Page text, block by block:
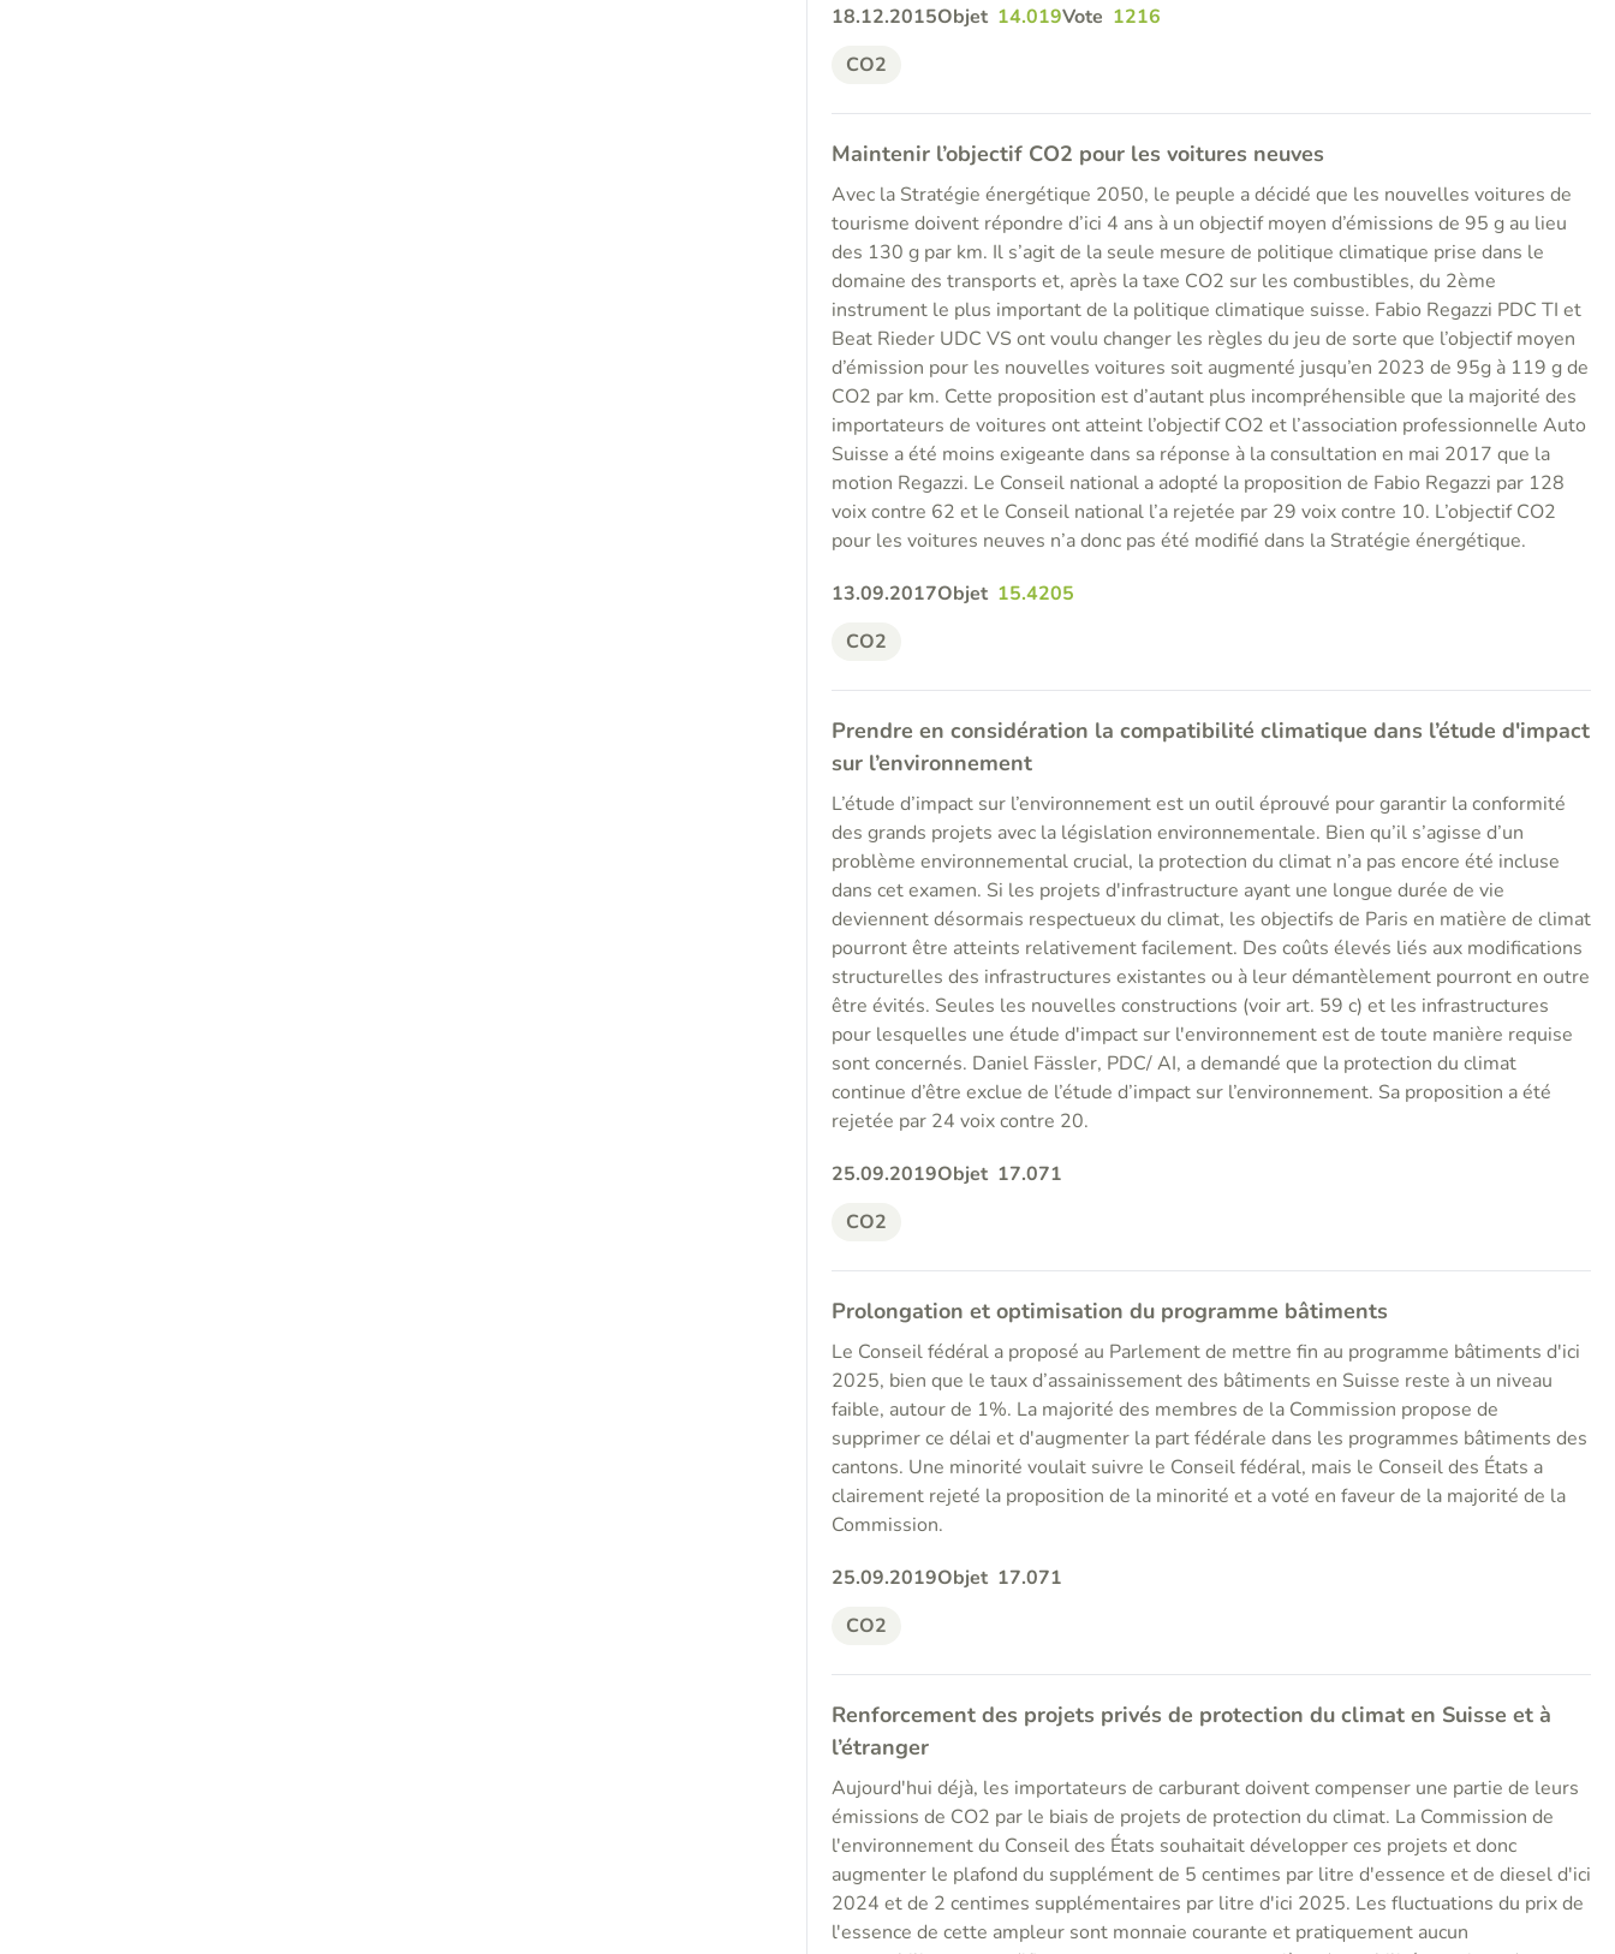
18.12.2015Objet 14.019Vote 1216
CO2
Maintenir l’objectif CO2 pour les voitures neuves
Avec la Stratégie énergétique 2050, le peuple a décidé que les nouvelles voitures de
tourisme doivent répondre d’ici 4 ans à un objectif moyen d’émissions de 95 g au lieu
des 130 g par km. Il s’agit de la seule mesure de politique climatique prise dans le
domaine des transports et, après la taxe CO2 sur les combustibles, du 2ème
instrument le plus important de la politique climatique suisse. Fabio Regazzi PDC TI et
Beat Rieder UDC VS ont voulu changer les règles du jeu de sorte que l’objectif moyen
d’émission pour les nouvelles voitures soit augmenté jusqu’en 2023 de 95g à 119 g de
CO2 par km. Cette proposition est d’autant plus incompréhensible que la majorité des
importateurs de voitures ont atteint l’objectif CO2 et l’association professionnelle Auto
Suisse a été moins exigeante dans sa réponse à la consultation en mai 2017 que la
motion Regazzi. Le Conseil national a adopté la proposition de Fabio Regazzi par 128
voix contre 62 et le Conseil national l’a rejetée par 29 voix contre 10. L’objectif CO2
pour les voitures neuves n’a donc pas été modifié dans la Stratégie énergétique.
13.09.2017Objet 15.4205
CO2
Prendre en considération la compatibilité climatique dans l’étude d'impact
sur l’environnement
L’étude d’impact sur l’environnement est un outil éprouvé pour garantir la conformité
des grands projets avec la législation environnementale. Bien qu’il s’agisse d’un
problème environnemental crucial, la protection du climat n’a pas encore été incluse
dans cet examen. Si les projets d'infrastructure ayant une longue durée de vie
deviennent désormais respectueux du climat, les objectifs de Paris en matière de climat
pourront être atteints relativement facilement. Des coûts élevés liés aux modifications
structurelles des infrastructures existantes ou à leur démantèlement pourront en outre
être évités. Seules les nouvelles constructions (voir art. 59 c) et les infrastructures
pour lesquelles une étude d'impact sur l'environnement est de toute manière requise
sont concernés. Daniel Fässler, PDC/ AI, a demandé que la protection du climat
continue d’être exclue de l’étude d’impact sur l’environnement. Sa proposition a été
rejetée par 24 voix contre 20.
25.09.2019Objet 17.071
CO2
Prolongation et optimisation du programme bâtiments
Le Conseil fédéral a proposé au Parlement de mettre fin au programme bâtiments d'ici
2025, bien que le taux d’assainissement des bâtiments en Suisse reste à un niveau
faible, autour de 1%. La majorité des membres de la Commission propose de
supprimer ce délai et d'augmenter la part fédérale dans les programmes bâtiments des
cantons. Une minorité voulait suivre le Conseil fédéral, mais le Conseil des États a
clairement rejeté la proposition de la minorité et a voté en faveur de la majorité de la
Commission.
25.09.2019Objet 17.071
CO2
Renforcement des projets privés de protection du climat en Suisse et à
l’étranger
Aujourd'hui déjà, les importateurs de carburant doivent compenser une partie de leurs
émissions de CO2 par le biais de projets de protection du climat. La Commission de
l'environnement du Conseil des États souhaitait développer ces projets et donc
augmenter le plafond du supplément de 5 centimes par litre d'essence et de diesel d'ici
2024 et de 2 centimes supplémentaires par litre d'ici 2025. Les fluctuations du prix de
l'essence de cette ampleur sont monnaie courante et pratiquement aucun